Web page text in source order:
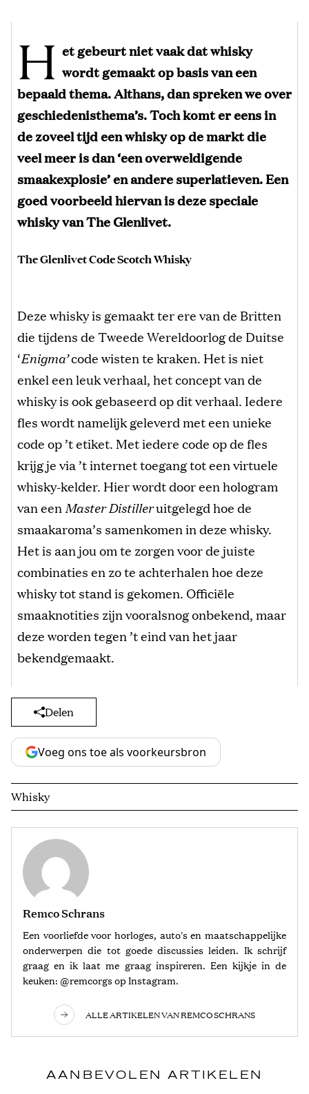
H et gebeurt niet vaak dat whisky
wordt gemaakt op basis van een
bepaald thema. Althans, dan spreken we over
geschiedenisthema’s. Toch komt er eens in
de zoveel tijd een whisky op de markt die
veel meer is dan ‘een overweldigende
smaakexplosie’ en andere superlatieven. Een
goed voorbeeld hiervan is deze speciale
whisky van The Glenlivet.
The Glenlivet Code Scotch Whisky
Deze whisky is gemaakt ter ere van de Britten
die tijdens de Tweede Wereldoorlog de Duitse
‘Enigma’code wisten te kraken. Het is niet
enkel een leuk verhaal, het concept van de
whisky is ook gebaseerd op dit verhaal. Iedere
fles wordt namelijk geleverd met een unieke
code op ’t etiket. Met iedere code op de fles
krijg je via ’t internet toegang tot een virtuele
whisky-kelder. Hier wordt door een hologram
van een Master Distilleruitgelegd hoe de
smaakaroma’s samenkomen in deze whisky.
Het is aan jou om te zorgen voor de juiste
combinaties en zo te achterhalen hoe deze
whisky tot stand is gekomen. Officiële
smaaknotities zijn vooralsnog onbekend, maar
deze worden tegen ’t eind van het jaar
bekendgemaakt.
Delen
Voeg ons toe als voorkeursbron
Whisky
Remco Schrans
Een voorliefde voor horloges, auto's en maatschappelijke
onderwerpen die tot goede discussies leiden. Ik schrijf
graag en ik laat me graag inspireren. Een kijkje in de
keuken: @remcorgs op Instagram.
ALLE ARTIKELEN VAN REMCO SCHRANS
AANBEVOLEN ARTIKELEN